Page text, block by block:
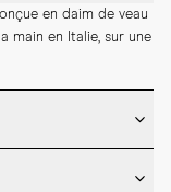
en daim de veau
main en Italie, sur une